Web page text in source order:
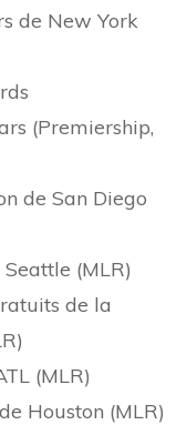
de New York
(Premiership,
de San Diego
(MLR)
de la
(MLR)
Houston (MLR)